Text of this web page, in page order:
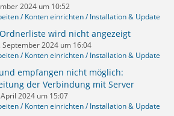
2024 um 10:52
/ Konten einrichten / Installation & Update
wird nicht angezeigt
September 2024 um 16:04
/ Konten einrichten / Installation & Update
empfangen nicht möglich:
der Verbindung mit Server
2024 um 15:07
/ Konten einrichten / Installation & Update